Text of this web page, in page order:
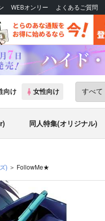
WEBオンリー よくあるご質問
向け 女性向け
同人特集(オリジナル)
) FollowMe★